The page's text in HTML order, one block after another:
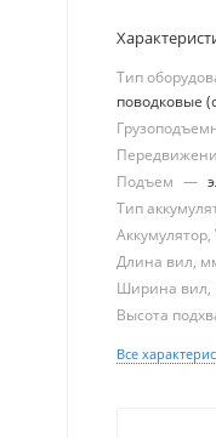
Тип
поводковые
Подъем —
Тип
Аккумулятор,
Длина вил,
Ширина вил,
Высота
Все